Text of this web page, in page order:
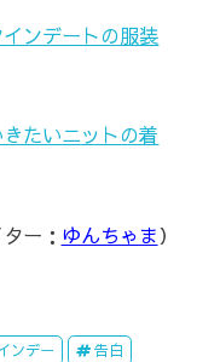
ンデートの服装
たいニットの着
ター： ゆんちゃま）
ンデー 告白